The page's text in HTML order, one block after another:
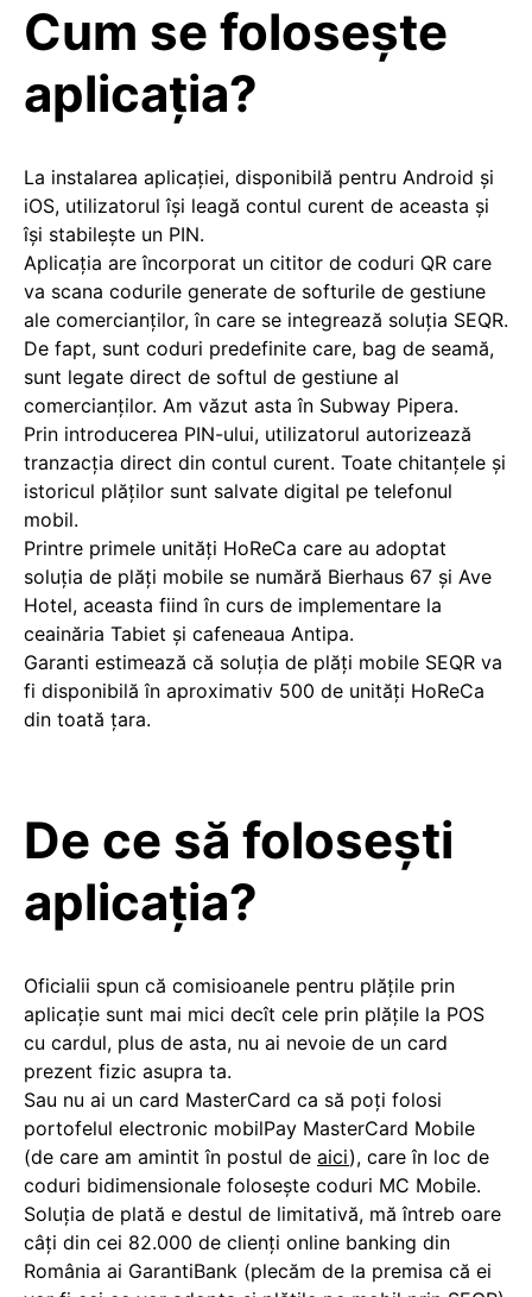
Cum se foloseşte
aplicaţia?
La instalarea aplicaţiei, disponibilă pentru Android şi
iOS, utilizatorul îşi leagă contul curent de aceasta şi
îşi stabileşte un PIN.
Aplicaţia are încorporat un cititor de coduri QR care
va scana codurile generate de softurile de gestiune
ale comercianţilor, în care se integrează soluţia SEQR.
De fapt, sunt coduri predefinite care, bag de seamă,
sunt legate direct de softul de gestiune al
comercianților. Am văzut asta în Subway Pipera.
Prin introducerea PIN-ului, utilizatorul autorizează
tranzacţia direct din contul curent. Toate chitanţele şi
istoricul plăţilor sunt salvate digital pe telefonul
mobil.
Printre primele unităţi HoReCa care au adoptat
soluţia de plăţi mobile se numără Bierhaus 67 şi Ave
Hotel, aceasta fiind în curs de implementare la
ceainăria Tabiet şi cafeneaua Antipa.
Garanti estimează că soluţia de plăţi mobile SEQR va
fi disponibilă în aproximativ 500 de unităţi HoReCa
din toată ţara.
De ce să folosești
aplicația?
Oficialii spun că comisioanele pentru plățile prin
aplicație sunt mai mici decît cele prin plățile la POS
cu cardul, plus de asta, nu ai nevoie de un card
prezent fizic asupra ta.
Sau nu ai un card MasterCard ca să poți folosi
portofelul electronic mobilPay MasterCard Mobile
(de care am amintit în postul de aici), care în loc de
coduri bidimensionale folosește coduri MC Mobile.
Soluția de plată e destul de limitativă, mă întreb oare
câți din cei 82.000 de clienți online banking din
România ai GarantiBank (plecăm de la premisa că ei